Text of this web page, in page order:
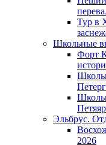
Тур в
Школьные
Форт
Эльбрус.
2026